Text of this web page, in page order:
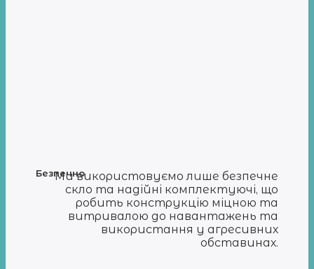
Безпечно
Ми використовуємо лише безпечне
скло та надійні комплектуючі, що
робить конструкцію міцною та
витривалою до навантажень та
використання у агресивних
обставинах.